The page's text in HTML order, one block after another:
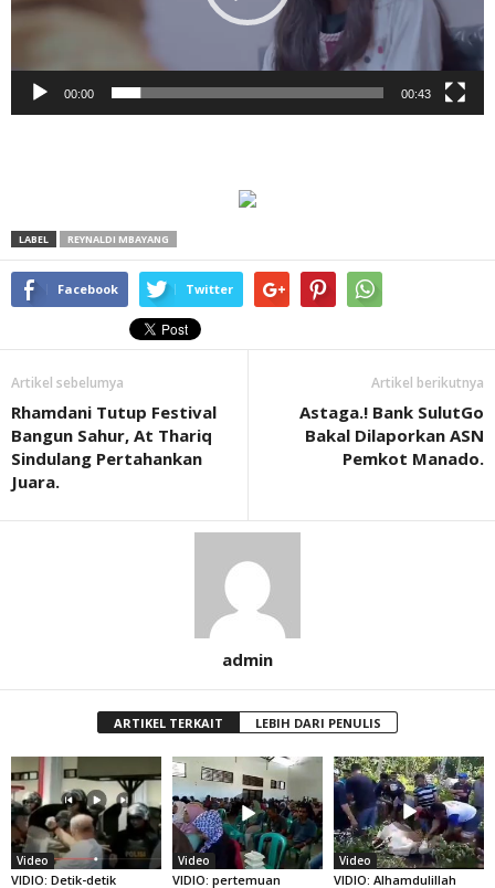
00:00 00:43
LABEL REYNALDI MBAYANG
Facebook Twitter
Artikel sebelumya
Rhamdani Tutup Festival
Bangun Sahur, At Thariq
Sindulang Pertahankan
Juara.
Artikel berikutnya
Astaga.! Bank SulutGo
Bakal Dilaporkan ASN
Pemkot Manado.
admin
ARTIKEL TERKAIT LEBIH DARI PENULIS
Video
VIDIO: Detik-detik
Video
VIDIO: pertemuan
Video
VIDIO: Alhamdulillah